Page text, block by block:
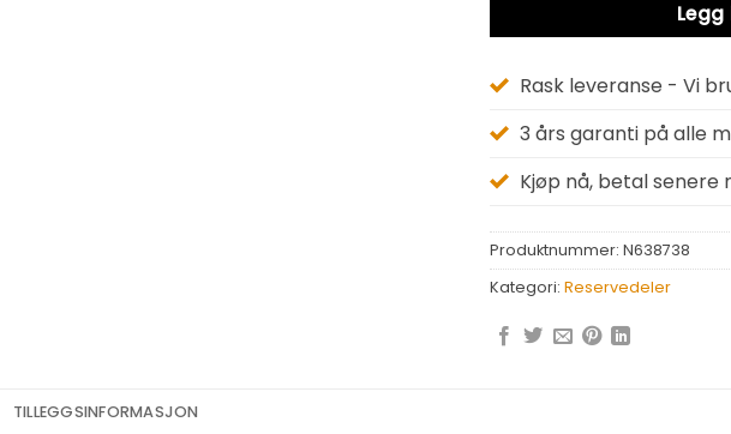
Rask leveranse - Vi
3 års garanti på alle
Kjøp nå, betal senere
Produktnummer: N638738
Kategori: Reservedeler
TILLEGGSINFORMASJON